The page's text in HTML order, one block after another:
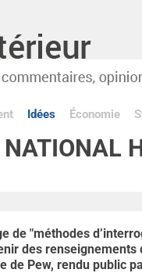
Idées Économie
de "méthodes
des renseignements
de Pew, rendu public